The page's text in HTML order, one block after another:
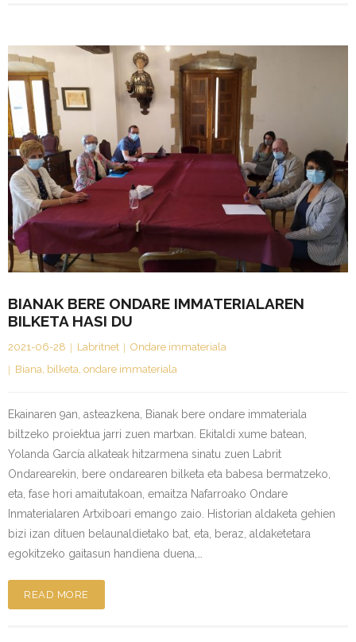
BIANAK BERE ONDARE IMMATERIALAREN
BILKETA HASI DU
2021-06-28 Labritnet
Ondare immateriala
Biana, bilketa, ondare immateriala
Ekainaren 9an, asteazkena, Bianak bere ondare immateriala
biltzeko proiektua jarri zuen martxan. Ekitaldi xume batean,
Yolanda García alkateak hitzarmena sinatu zuen Labrit
Ondarearekin, bere ondarearen bilketa eta babesa bermatzeko,
eta, fase hori amaitutakoan, emaitza Nafarroako Ondare
Inmaterialaren Artxiboari emango zaio. Historian aldaketa gehien
bizi izan dituen belaunaldietako bat, eta, beraz, aldaketetara
egokitzeko gaitasun handiena duena,…
READ MORE